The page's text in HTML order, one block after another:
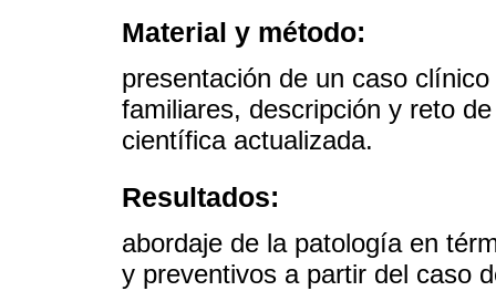
Material y método:
presentación de un caso
familiares, descripción y reto
científica actualizada.
Resultados:
abordaje de la patología en
y preventivos a partir del caso